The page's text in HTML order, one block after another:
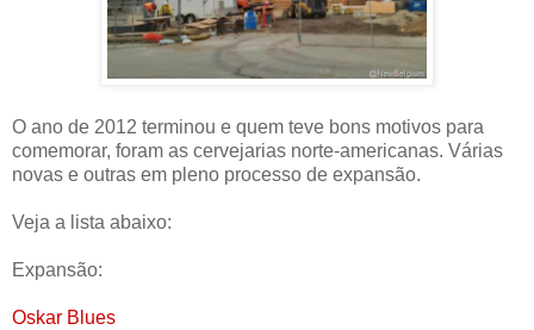
O ano de 2012 terminou e quem teve bons motivos para
comemorar, foram as cervejarias norte-americanas. Várias
novas e outras em pleno processo de expansão.
Veja a lista abaixo:
Expansão:
Oskar Blues